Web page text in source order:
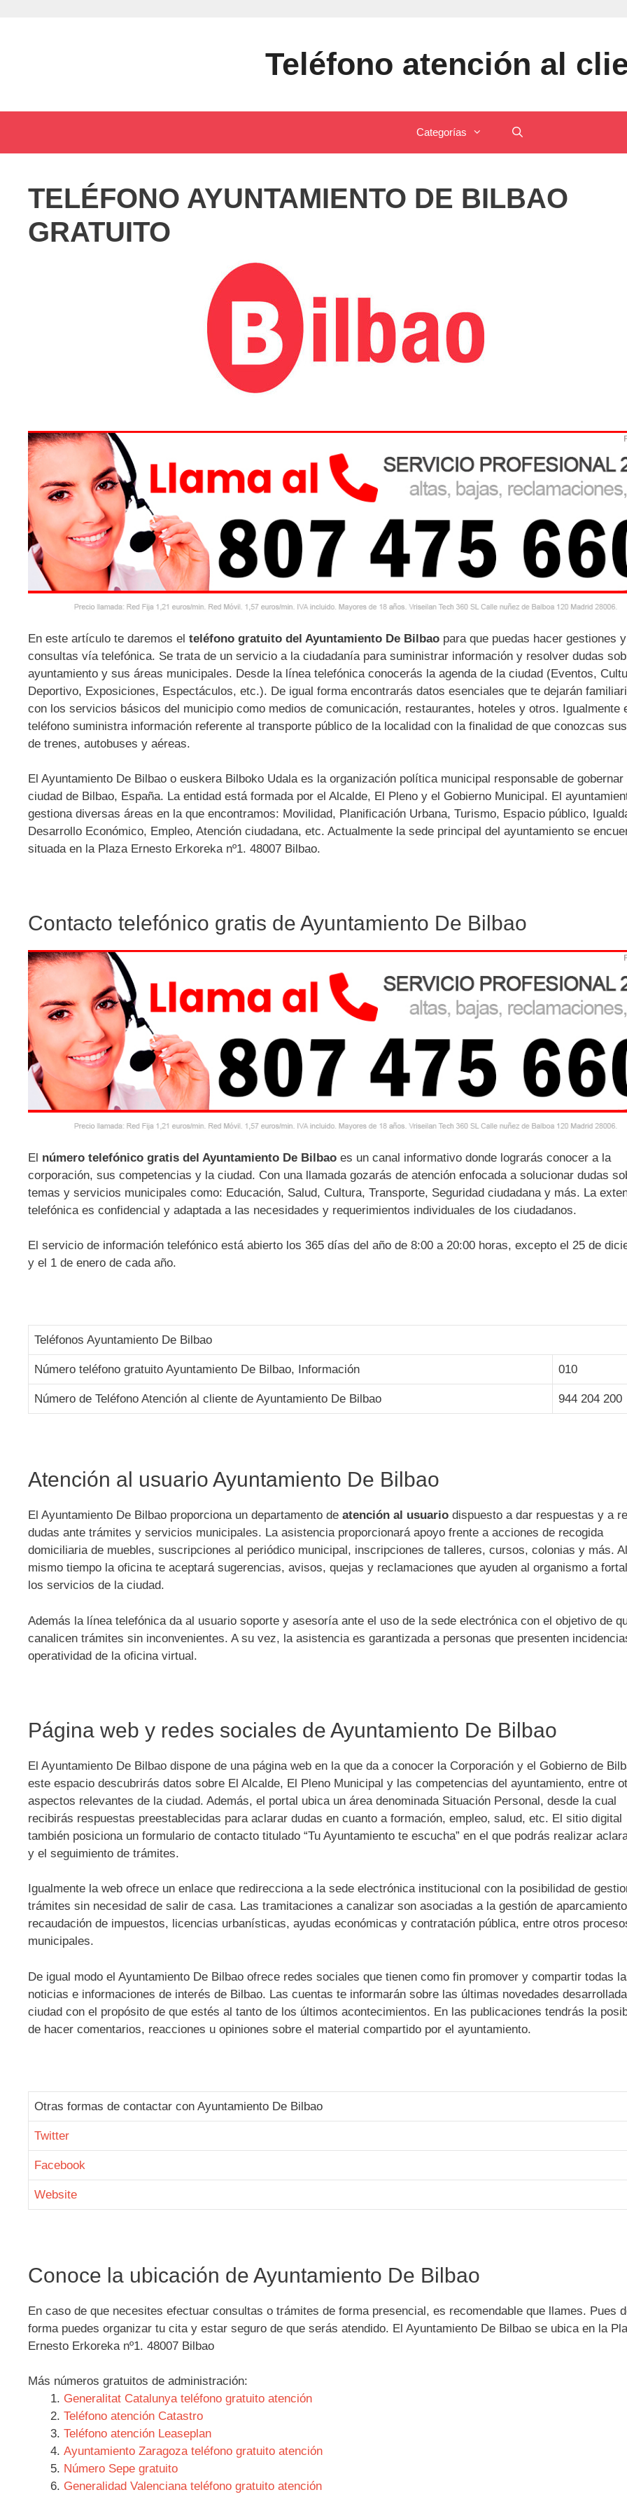
Teléfono atención al
Categorías
TELÉFONO AYUNTAMIENTO DE BILBAO
GRATUITO
En este artículo te daremos el teléfono gratuito del Ayuntamiento De Bilbao para que puedas hacer gestiones y
consultas vía telefónica. Se trata de un servicio a la ciudadanía para suministrar información y resolver dudas
ayuntamiento y sus áreas municipales. Desde la línea telefónica conocerás la agenda de la ciudad (Eventos,
Deportivo, Exposiciones, Espectáculos, etc.). De igual forma encontrarás datos esenciales que te dejarán
con los servicios básicos del municipio como medios de comunicación, restaurantes, hoteles y otros. Igualmente
teléfono suministra información referente al transporte público de la localidad con la finalidad de que conozcas
de trenes, autobuses y aéreas.
El Ayuntamiento De Bilbao o euskera Bilboko Udala es la organización política municipal responsable de gobernar
ciudad de Bilbao, España. La entidad está formada por el Alcalde, El Pleno y el Gobierno Municipal. El
gestiona diversas áreas en la que encontramos: Movilidad, Planificación Urbana, Turismo, Espacio público,
Desarrollo Económico, Empleo, Atención ciudadana, etc. Actualmente la sede principal del ayuntamiento se
situada en la Plaza Ernesto Erkoreka nº1. 48007 Bilbao.
Contacto telefónico gratis de Ayuntamiento De Bilbao
El número telefónico gratis del Ayuntamiento De Bilbao es un canal informativo donde lograrás conocer a la
corporación, sus competencias y la ciudad. Con una llamada gozarás de atención enfocada a solucionar dudas
temas y servicios municipales como: Educación, Salud, Cultura, Transporte, Seguridad ciudadana y más. La
telefónica es confidencial y adaptada a las necesidades y requerimientos individuales de los ciudadanos.
El servicio de información telefónico está abierto los 365 días del año de 8:00 a 20:00 horas, excepto el 25 de
y el 1 de enero de cada año.
Teléfonos Ayuntamiento De Bilbao
Número teléfono gratuito Ayuntamiento De Bilbao, Información 010
Número de Teléfono Atención al cliente de Ayuntamiento De Bilbao 944 204 200
Atención al usuario Ayuntamiento De Bilbao
El Ayuntamiento De Bilbao proporciona un departamento de atención al usuario dispuesto a dar respuestas y a
dudas ante trámites y servicios municipales. La asistencia proporcionará apoyo frente a acciones de recogida
domiciliaria de muebles, suscripciones al periódico municipal, inscripciones de talleres, cursos, colonias y más. Al
mismo tiempo la oficina te aceptará sugerencias, avisos, quejas y reclamaciones que ayuden al organismo a
los servicios de la ciudad.
Además la línea telefónica da al usuario soporte y asesoría ante el uso de la sede electrónica con el objetivo de
canalicen trámites sin inconvenientes. A su vez, la asistencia es garantizada a personas que presenten
operatividad de la oficina virtual.
Página web y redes sociales de Ayuntamiento De Bilbao
El Ayuntamiento De Bilbao dispone de una página web en la que da a conocer la Corporación y el Gobierno de
este espacio descubrirás datos sobre El Alcalde, El Pleno Municipal y las competencias del ayuntamiento, entre
aspectos relevantes de la ciudad. Además, el portal ubica un área denominada Situación Personal, desde la cual
recibirás respuestas preestablecidas para aclarar dudas en cuanto a formación, empleo, salud, etc. El sitio digital
también posiciona un formulario de contacto titulado “Tu Ayuntamiento te escucha” en el que podrás realizar
y el seguimiento de trámites.
Igualmente la web ofrece un enlace que redirecciona a la sede electrónica institucional con la posibilidad de
trámites sin necesidad de salir de casa. Las tramitaciones a canalizar son asociadas a la gestión de
recaudación de impuestos, licencias urbanísticas, ayudas económicas y contratación pública, entre otros
municipales.
De igual modo el Ayuntamiento De Bilbao ofrece redes sociales que tienen como fin promover y compartir todas
noticias e informaciones de interés de Bilbao. Las cuentas te informarán sobre las últimas novedades
ciudad con el propósito de que estés al tanto de los últimos acontecimientos. En las publicaciones tendrás la
de hacer comentarios, reacciones u opiniones sobre el material compartido por el ayuntamiento.
Otras formas de contactar con Ayuntamiento De Bilbao
Twitter
Facebook
Website
Conoce la ubicación de Ayuntamiento De Bilbao
En caso de que necesites efectuar consultas o trámites de forma presencial, es recomendable que llames. Pues
forma puedes organizar tu cita y estar seguro de que serás atendido. El Ayuntamiento De Bilbao se ubica en la
Ernesto Erkoreka nº1. 48007 Bilbao
Más números gratuitos de administración:
Generalitat Catalunya teléfono gratuito atención
Teléfono atención Catastro
Teléfono atención Leaseplan
Ayuntamiento Zaragoza teléfono gratuito atención
Número Sepe gratuito
Generalidad Valenciana teléfono gratuito atención